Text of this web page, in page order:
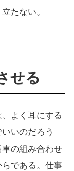
たない。
せる
よく耳にする
いのだろう
の組み合わせ
である。仕事